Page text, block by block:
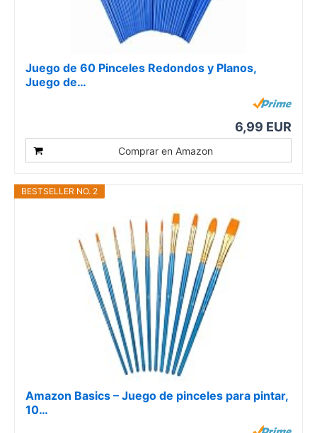
Juego de 60 Pinceles Redondos y Planos,
Juego de…
6,99 EUR
Comprar en Amazon
BESTSELLER NO. 2
Amazon Basics – Juego de pinceles para pintar,
10…